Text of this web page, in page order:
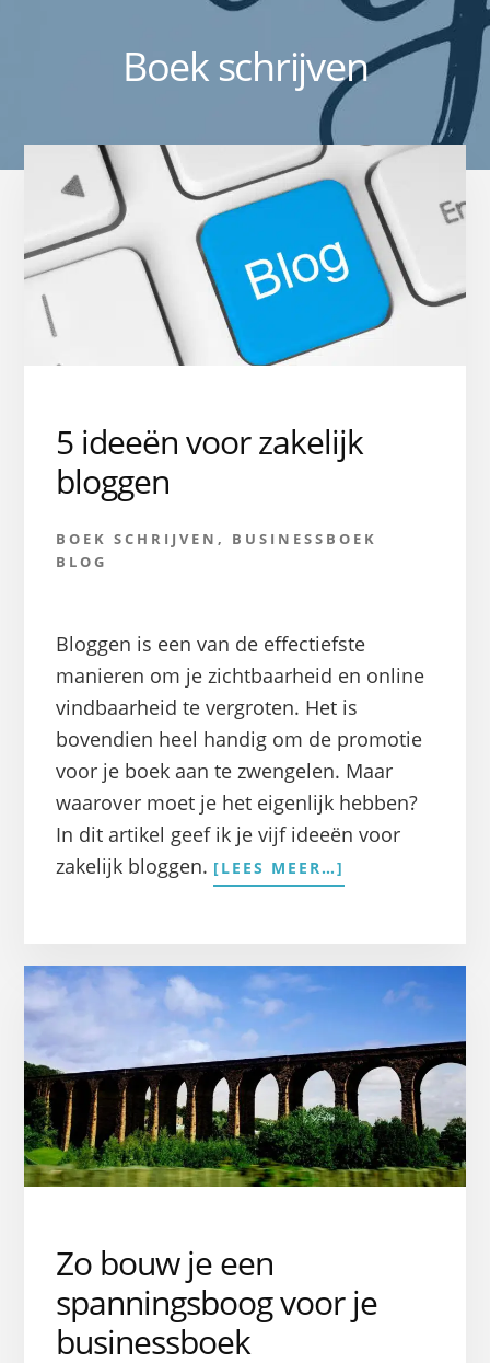
Boek schrijven
5 ideeën voor zakelijk
bloggen
BOEK SCHRIJVEN , BUSINESSBOEK
BLOG
Bloggen is een van de effectiefste
manieren om je zichtbaarheid en online
vindbaarheid te vergroten. Het is
bovendien heel handig om de promotie
voor je boek aan te zwengelen. Maar
waarover moet je het eigenlijk hebben?
In dit artikel geef ik je vijf ideeën voor
zakelijk bloggen. [LEES MEER…]
IDEEËN
Zo bouw je een
spanningsboog voor je
businessboek